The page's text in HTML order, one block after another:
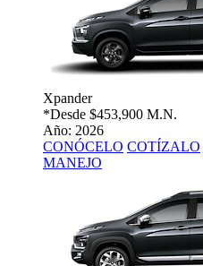
Xpander
*Desde $453,900 M.N.
Año: 2026
CONÓCELO COTÍZALO
MANEJO